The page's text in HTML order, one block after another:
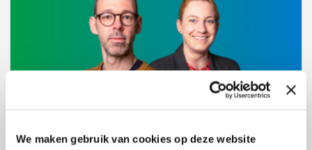
We maken gebruik van cookies op deze website